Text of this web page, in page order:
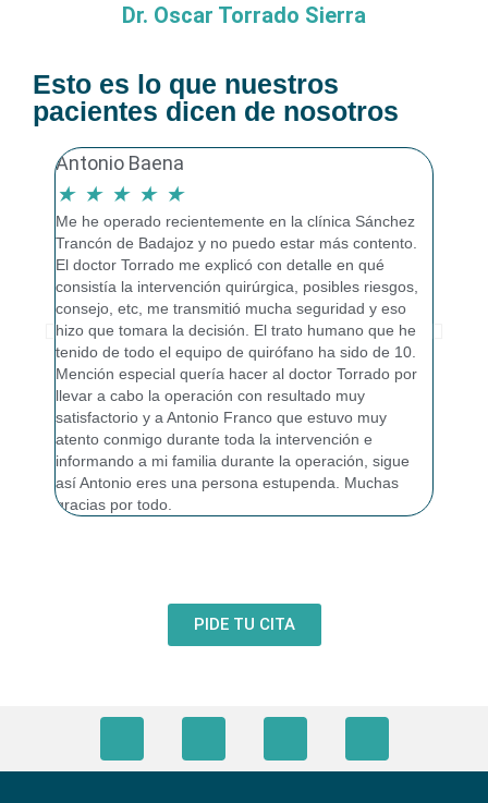
Dr. Oscar Torrado Sierra
Esto es lo que nuestros
pacientes dicen de nosotros
Antonio Baena
★ ★ ★ ★ ★
Me he operado recientemente en la clínica Sánchez
Trancón de Badajoz y no puedo estar más contento.
El doctor Torrado me explicó con detalle en qué
consistía la intervención quirúrgica, posibles riesgos,
consejo, etc, me transmitió mucha seguridad y eso
hizo que tomara la decisión. El trato humano que he
tenido de todo el equipo de quirófano ha sido de 10.
Mención especial quería hacer al doctor Torrado por
llevar a cabo la operación con resultado muy
satisfactorio y a Antonio Franco que estuvo muy
atento conmigo durante toda la intervención e
informando a mi familia durante la operación, sigue
así Antonio eres una persona estupenda. Muchas
gracias por todo.
PIDE TU CITA